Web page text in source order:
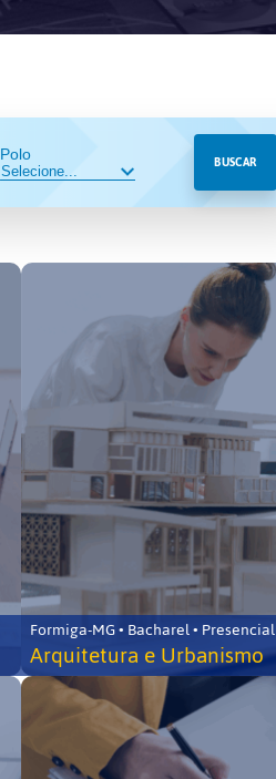
Polo BUSCAR
Formiga-MG • Bacharel • Presencial
Arquitetura e Urbanismo